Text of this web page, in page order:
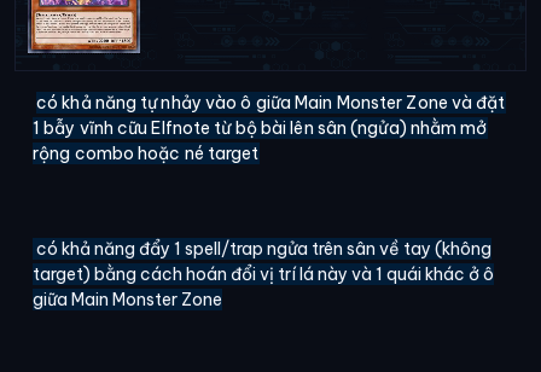
có khả năng tự nhảy vào ô giữa Main Monster Zone và đặt
1 bẫy vĩnh cữu Elfnote từ bộ bài lên sân (ngửa) nhằm mở
rộng combo hoặc né target
có khả năng đẩy 1 spell/trap ngửa trên sân về tay (không
target) bằng cách hoán đổi vị trí lá này và 1 quái khác ở ô
giữa Main Monster Zone